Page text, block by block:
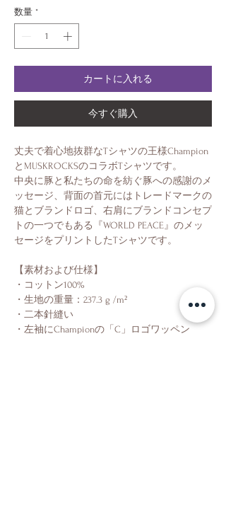
数量 *
カートに入れる
今すぐ購入
丈夫で着心地抜群なTシャツの王様Champion
とMUSKROCKSのコラボTシャツです。
中央に豚と私たちの命を紡ぐ豚への感謝のメ
ッセージ、背面の首元にはトレードマークの
猫とブランドロゴ、右肩にブランドコンセプ
トの一つでもある『WORLD PEACE』のメッ
セージをプリントしたTシャツです。
【素材および仕様】
・コットン100%
・生地の重量：237.3 g /m²
・二本針縫い
・左袖にChampionの「C」ロゴワッペン